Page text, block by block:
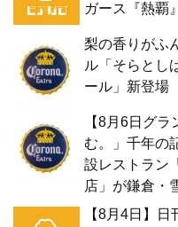
ガース『熱覇
梨の香りがふ
ル「そらとし
ール」新登場
【8月6日グ
む。」千年の
設レストラン
店」が鎌倉・
【8月4日】